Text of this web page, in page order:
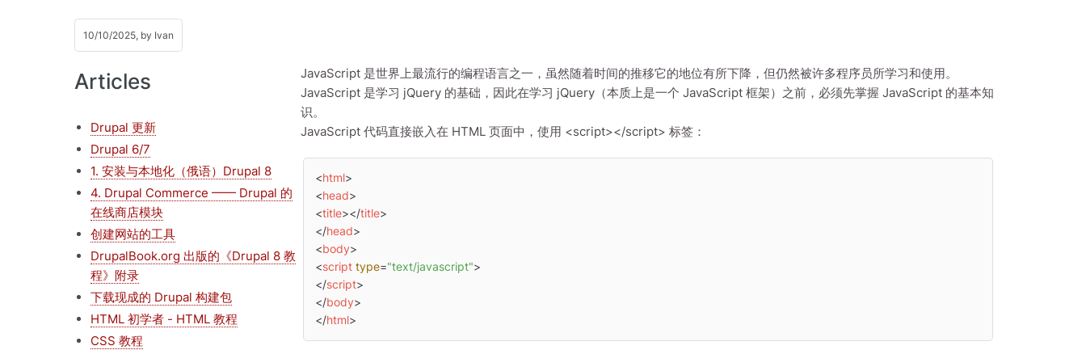
10/10/2025, by Ivan
Articles
Drupal 更新
Drupal 6/7
1. 安装与本地化（俄语）Drupal 8
4. Drupal Commerce —— Drupal 的
在线商店模块
创建网站的工具
DrupalBook.org 出版的《Drupal 8 教
程》附录
下载现成的 Drupal 构建包
HTML 初学者 - HTML 教程
CSS 教程
JavaScript 是世界上最流行的编程语言之一，虽然随着时间的推移它的地位有所下降，但仍然被许多程序员所学习和使用。
JavaScript 是学习 jQuery 的基础，因此在学习 jQuery（本质上是一个 JavaScript 框架）之前，必须先掌握 JavaScript 的基本知
识。
JavaScript 代码直接嵌入在 HTML 页面中，使用 <script></script> 标签：
<html>
<head>
<title></title>
</head>
<body>
<script type="text/javascript">
</script>
</body>
</html>